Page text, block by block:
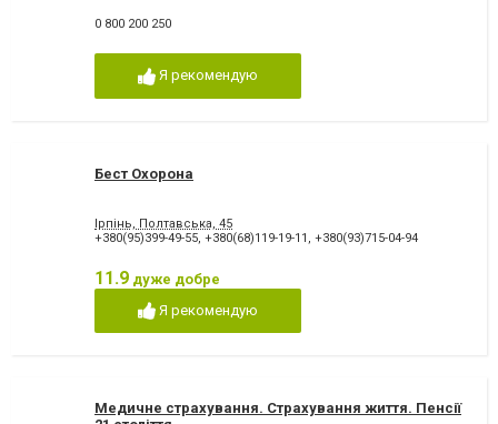
0 800 200 250
Я рекомендую
Бест Охорона
Ірпінь, Полтавська, 45
+380(95)399-49-55, +380(68)119-19-11 , +380(93)715-04-94
11.9 дуже добре
Я рекомендую
Медичне страхування. Страхування життя. Пенсії